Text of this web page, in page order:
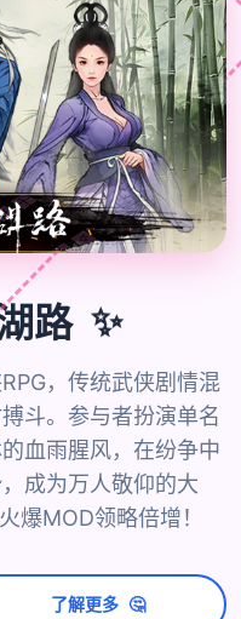
路 ✨
，传统武侠剧情混
斗。参与者扮演单名
血雨腥风，在纷争中
成为万人敬仰的大
爆MOD领略倍增！
了解更多 🤔